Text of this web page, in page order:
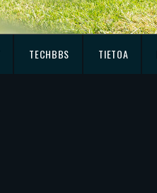
TECHBBS TIETOA